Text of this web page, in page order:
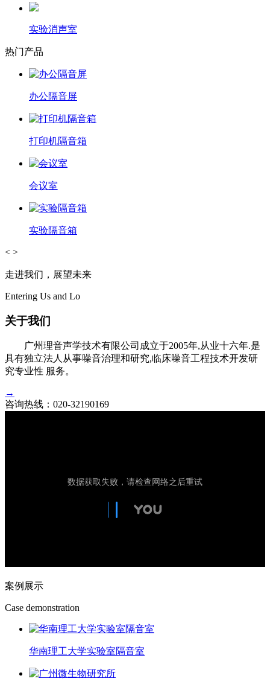
实验消声室
热门产品
办公隔音屏
打印机隔音箱
会议室
实验隔音箱
< >
走进我们，展望未来
Entering Us and Lo
关于我们
广州理音声学技术有限公司成立于2005年,从业十六年.是
具有独立法人从事噪音治理和研究,临床噪音工程技术开发研
究专业性 服务。
→
咨询热线： 020-32190169
案例展示
Case demonstration
华南理工大学实验室隔音室